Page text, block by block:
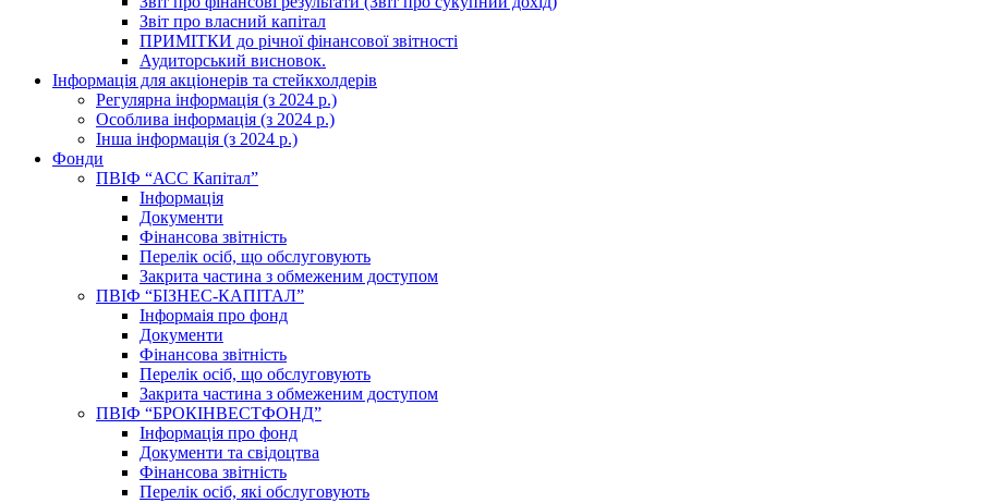
Звіт про власний капітал
ПРИМІТКИ до річної фінансової звітності
Аудиторський висновок.
Інформація для акціонерів та стейкхолдерів
Регулярна інформація (з 2024 р.)
Особлива інформація (з 2024 р.)
Інша інформація (з 2024 р.)
Фонди
ПВІФ “АСС Капітал”
Інформація
Документи
Фінансова звітність
Перелік осіб, що обслуговують
Закрита частина з обмеженим доступом
ПВІФ “БІЗНЕС-КАПІТАЛ”
Інформаія про фонд
Документи
Фінансова звітність
Перелік осіб, що обслуговують
Закрита частина з обмеженим доступом
ПВІФ “БРОКІНВЕСТФОНД”
Інформація про фонд
Документи та свідоцтва
Фінансова звітність
Перелік осіб, які обслуговують